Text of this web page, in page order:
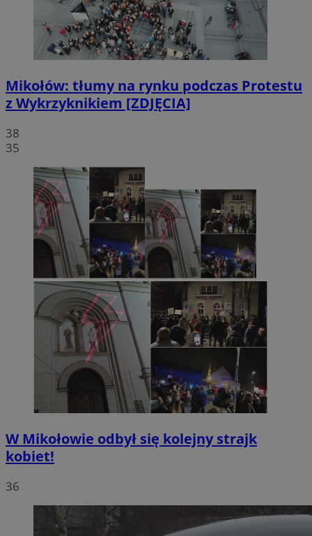
Mikołów: tłumy na rynku podczas Protestu
z Wykrzyknikiem [ZDJĘCIA]
38
35
W Mikołowie odbył się kolejny strajk
kobiet!
36